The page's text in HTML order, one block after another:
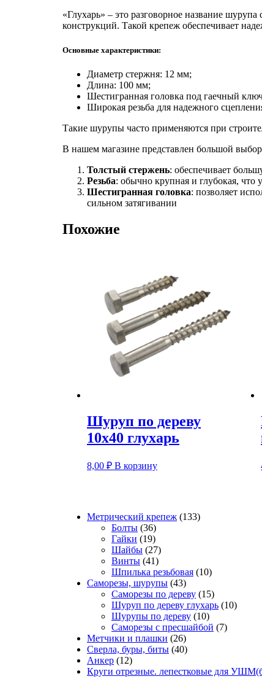
«Глухарь» – это разговорное название
конструкций. Такой крепеж обеспечивает
Основные характеристики:
Диаметр стержня: 12 мм;
Длина: 100 мм;
Шестигранная головка под гаечный
Широкая резьба для надежного
Такие шурупы часто применяются при
В нашем магазине представлен большой
Толстый стержень: обеспечивает
Резьба: обычно крупная и глубокая, что
Шестигранная головка: позволяет
сильном затягивании
Похожие
Шуруп по дереву
10х40 глухарь
8,00 ₽ В корзину
Метрический крепеж 133133
Болты 3636
товаров
Гайки 1919
товаров
Шайбы 2727
товаров
Винты 4141
товар
Шпилька резьбовая 1010
Саморезы, шурупы 4343
товара
Саморезы по дереву 1515
товаров
Шуруп по дереву глухарь 1010
Шурупы по дереву 1010
товаров
Саморезы с пресшайбой 77
Метчики и плашки 2626
товаров
Сверла, буры, биты 4040
Анкер 1212
товаров
Круги отрезные. лепестковые для